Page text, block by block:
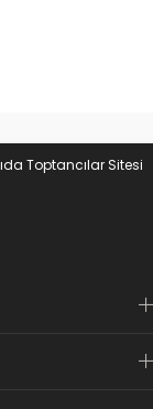
Toptancılar Sitesi